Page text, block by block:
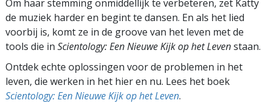
Om haar stemming onmiddellijk te verbeteren, zet Katty
de muziek harder en begint te dansen. En als het lied
voorbij is, komt ze in de groove van het leven met de
tools die in Scientology:Een Nieuwe Kijk op het Levenstaan.
Ontdek echte oplossingen voor de problemen in het
leven, die werken in het hier en nu. Lees het boek
Scientology: Een Nieuwe Kijk op het Leven.